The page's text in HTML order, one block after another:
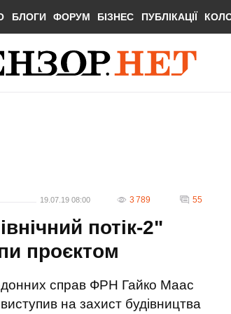
БЛОГИ ФОРУМ БІЗНЕС ПУБЛІКАЦІЇ
19.07.19 08:00 3 789 55
потік-2"
проєктом
справ ФРН Гайко Маас
на захист будівництва